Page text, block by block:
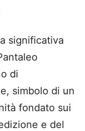
significativa
di
simbolo di un
fondato sui
e del